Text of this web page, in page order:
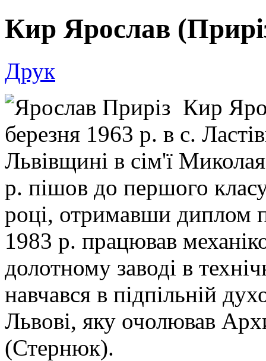
Кир Ярослав
Друк
Кир
березня 1963 р. в с.
Львівщині в сім'ї
р. пішов до першого
році, отримавши диплом
1983 р. працював
долотному заводі в
навчався в підпільній
Львові, яку очолював
(Стернюк).